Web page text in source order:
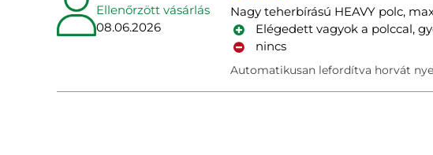
Ellenőrzött vásárlás
08.06.2026
Nagy teherbírású HEAVY polc,
Elégedett vagyok a polccal,
nincs
Automatikusan lefordítva horvát